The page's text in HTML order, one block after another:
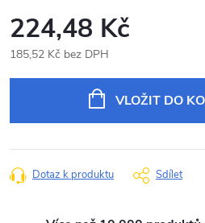
224,48 Kč
185,52 Kč bez DPH
VLOŽIT DO
Dotaz k produktu Sdílet